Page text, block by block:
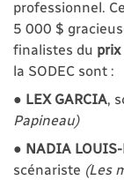
professionnel.
5 000 $
finalistes du prix
la SODEC sont :
● LEX GARCIA ,
Papineau)
● NADIA
scénariste (Les